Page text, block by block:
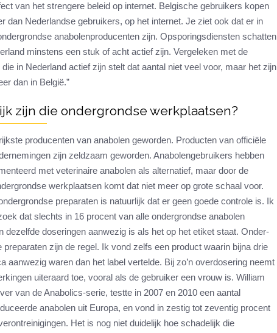
van het strengere beleid op internet. Belgische gebruikers kopen
dan Nederlandse gebruikers, op het internet. Je ziet ook dat er in
anabolenproducenten zijn. Opsporingsdiensten schatten
minstens een stuk of acht actief zijn. Vergeleken met de
in Nederland actief zijn stelt dat aantal niet veel voor, maar het zijn
dan in België.”
zijn die ondergrondse werkplaatsen?
producenten van anabolen geworden. Producten van officiële
zijn zeldzaam geworden. Anabolengebruikers hebben
met veterinaire anabolen als alternatief, maar door de
werkplaatsen komt dat niet meer op grote schaal voor.
preparaten is natuurlijk dat er geen goede controle is. Ik
dat slechts in 16 procent van alle ondergrondse anabolen
dezelfde doseringen aanwezig is als het op het etiket staat. Onder-
preparaten zijn de regel. Ik vond zelfs een product waarin bijna drie
aanwezig waren dan het label vertelde. Bij zo’n overdosering neemt
uiteraard toe, vooral als de gebruiker een vrouw is. William
van de Anabolics-serie, testte in 2007 en 2010 een aantal
anabolen uit Europa, en vond in zestig tot zeventig procent
Het is nog niet duidelijk hoe schadelijk die